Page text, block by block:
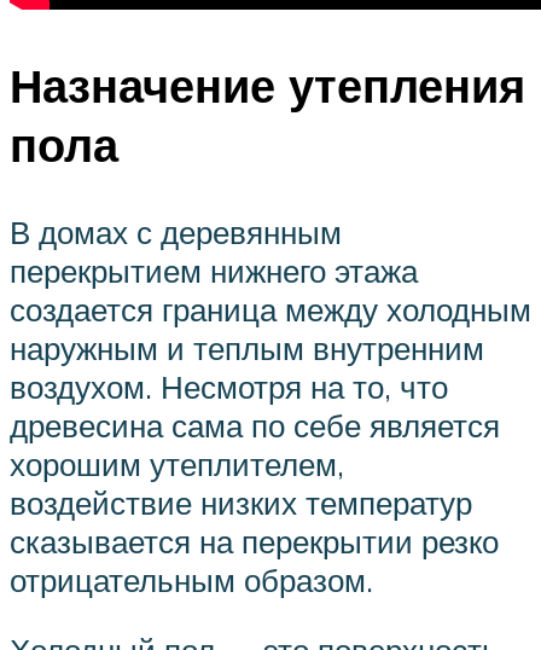
Назначение утепления
пола
В домах с деревянным
перекрытием нижнего этажа
создается граница между холодным
наружным и теплым внутренним
воздухом. Несмотря на то, что
древесина сама по себе является
хорошим утеплителем,
воздействие низких температур
сказывается на перекрытии резко
отрицательным образом.